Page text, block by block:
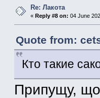
Re: Лакота
« Reply #8 on: 04 June
Quote from:
Кто такие
Припущу, що